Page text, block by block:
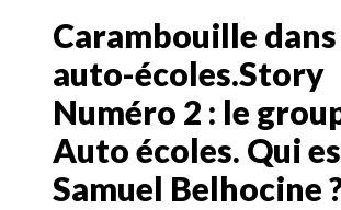
Carambouille dans
auto-écoles.Story
Numéro 2 : le
Auto écoles. Qui
Samuel Belhocine